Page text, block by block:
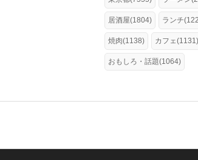
居酒屋(1804) ランチ
焼肉(1138) カフェ(1131)
おもしろ・話題(1064)